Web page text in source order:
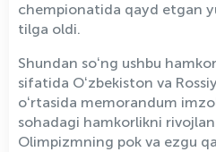
chempionatida qayd etgan
tilga oldi.
Shundan soʻng ushbu
sifatida Oʻzbekiston va
oʻrtasida memorandum
sohadagi hamkorlikni
Olimpizmning pok va ezgu